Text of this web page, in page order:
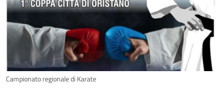
Campionato regionale di Karate